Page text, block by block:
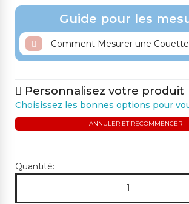
Guide pour les
Comment Mesurer une Couette
Personnalisez votre produit
Choisissez les bonnes options pour
ANNULER ET RECOMMENCER
Quantité: